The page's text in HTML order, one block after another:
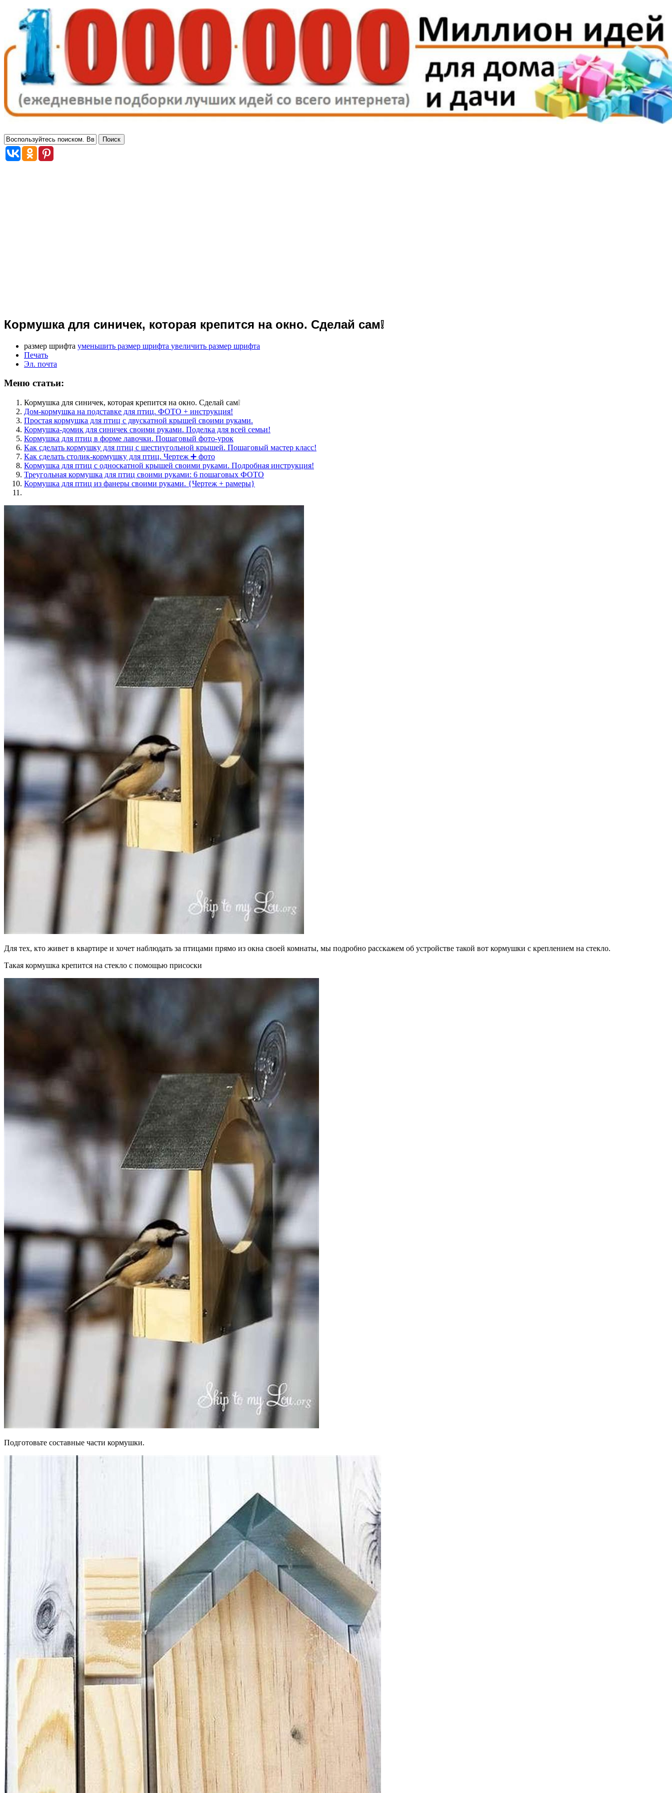
Кормушка для синичек, которая крепится на окно. Сделай сам❕
размер шрифта уменьшить размер шрифта увеличить размер шрифта
Печать
Эл. почта
Меню статьи:
Кормушка для синичек, которая крепится на окно. Сделай сам❕
Дом-кормушка на подставке для птиц. ФОТО + инструкция!
Простая кормушка для птиц с двускатной крышей своими руками.
Кормушка-домик для синичек своими руками. Поделка для всей семьи!
Кормушка для птиц в форме лавочки. Пошаговый фото-урок
Как сделать кормушку для птиц с шестиугольной крышей. Пошаговый мастер класс!
Как сделать столик-кормушку для птиц. Чертеж ➕ фото
Кормушка для птиц с односкатной крышей своими руками. Подробная инструкция!
Треугольная кормушка для птиц своими руками: 6 пошаговых ФОТО
Кормушка для птиц из фанеры своими руками. {Чертеж + рамеры}
Для тех, кто живет в квартире и хочет наблюдать за птицами прямо из окна своей комнаты, мы подробно расскажем об устройстве такой вот кормушки с креплением на стекло.
Такая кормушка крепится на стекло с помощью присоски
Подготовьте составные части кормушки.